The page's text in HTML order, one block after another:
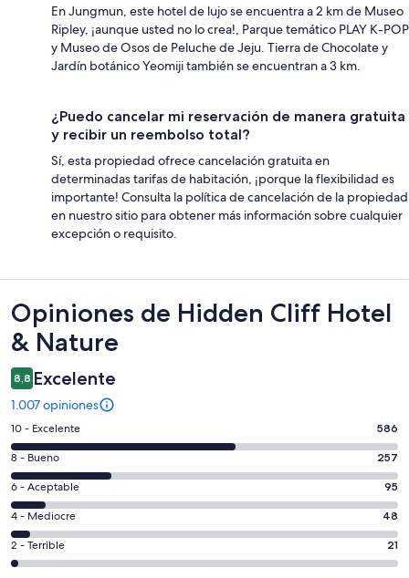
En Jungmun, este hotel de lujo se encuentra a 2 km de Museo
Ripley, ¡aunque usted no lo crea!, Parque temático PLAY K-POP
y Museo de Osos de Peluche de Jeju. Tierra de Chocolate y
Jardín botánico Yeomiji también se encuentran a 3 km.
¿Puedo cancelar mi reservación de manera gratuita
y recibir un reembolso total?
Sí, esta propiedad ofrece cancelación gratuita en
determinadas tarifas de habitación, ¡porque la flexibilidad es
importante! Consulta la política de cancelación de la propiedad
en nuestro sitio para obtener más información sobre cualquier
excepción o requisito.
Opiniones
Opiniones de Hidden Cliff Hotel
& Nature
8,8 Excelente
1.007 opiniones
Evaluación:
10
-
Excelente.
586
de
1007
opiniones
10 - Excelente 586
Evaluación:
8
-
Bueno.
257
de
8 - Bueno 257
Evaluación:
6
-
Aceptable.
95
6 - Aceptable 95
Evaluación:
4
-
4 - Mediocre 48
Evaluación:
2
2 - Terrible 21